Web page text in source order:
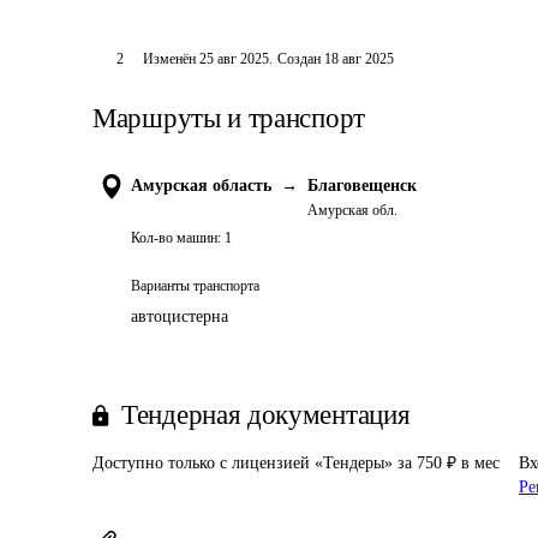
2 Изменён 25 авг 2025. Создан 18 авг 2025
Маршруты и транспорт
Амурская область → Благовещенск
Амурская обл.
Кол-во машин: 1
Варианты транспорта
автоцистерна
Тендерная документация
Доступно только с лицензией «Тендеры» за 750 ₽ в мес